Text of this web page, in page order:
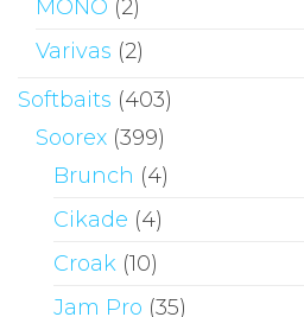
MONO (2)
Varivas (2)
Softbaits (403)
Soorex (399)
Brunch (4)
Cikade (4)
Croak (10)
Jam Pro (35)